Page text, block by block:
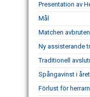
Presentation av
Mål
Matchen
Ny assisterande
Traditionell
Spångavinst i
Förlust för